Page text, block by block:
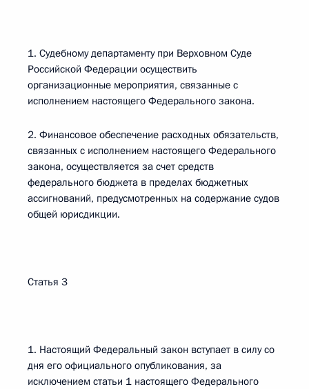
1. Судебному департаменту при Верховном Суде
Российской Федерации осуществить
организационные мероприятия, связанные с
исполнением настоящего Федерального закона.
2. Финансовое обеспечение расходных обязательств,
связанных с исполнением настоящего Федерального
закона, осуществляется за счет средств
федерального бюджета в пределах бюджетных
ассигнований, предусмотренных на содержание судов
общей юрисдикции.
Статья 3
1. Настоящий Федеральный закон вступает в силу со
дня его официального опубликования, за
исключением статьи 1 настоящего Федерального